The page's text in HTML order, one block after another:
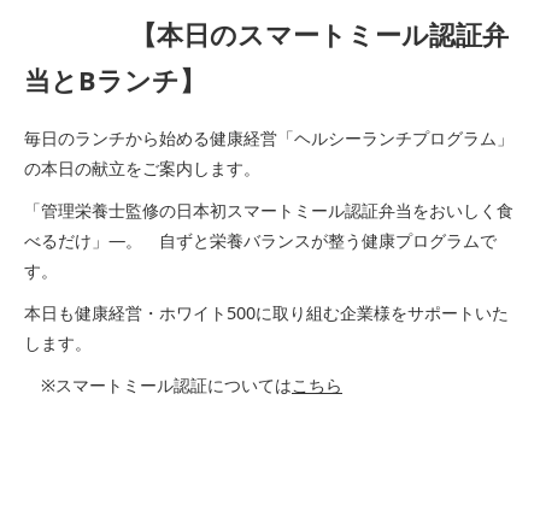
【本日のスマートミール認証弁
当とBランチ】
毎日のランチから始める健康経営「ヘルシーランチプログラム」
の本日の献立をご案内します。
「管理栄養士監修の日本初スマートミール認証弁当をおいしく食
べるだけ」―。 自ずと栄養バランスが整う健康プログラムで
す。
本日も健康経営・ホワイト500に取り組む企業様をサポートいた
します。
※スマートミール認証についてはこちら